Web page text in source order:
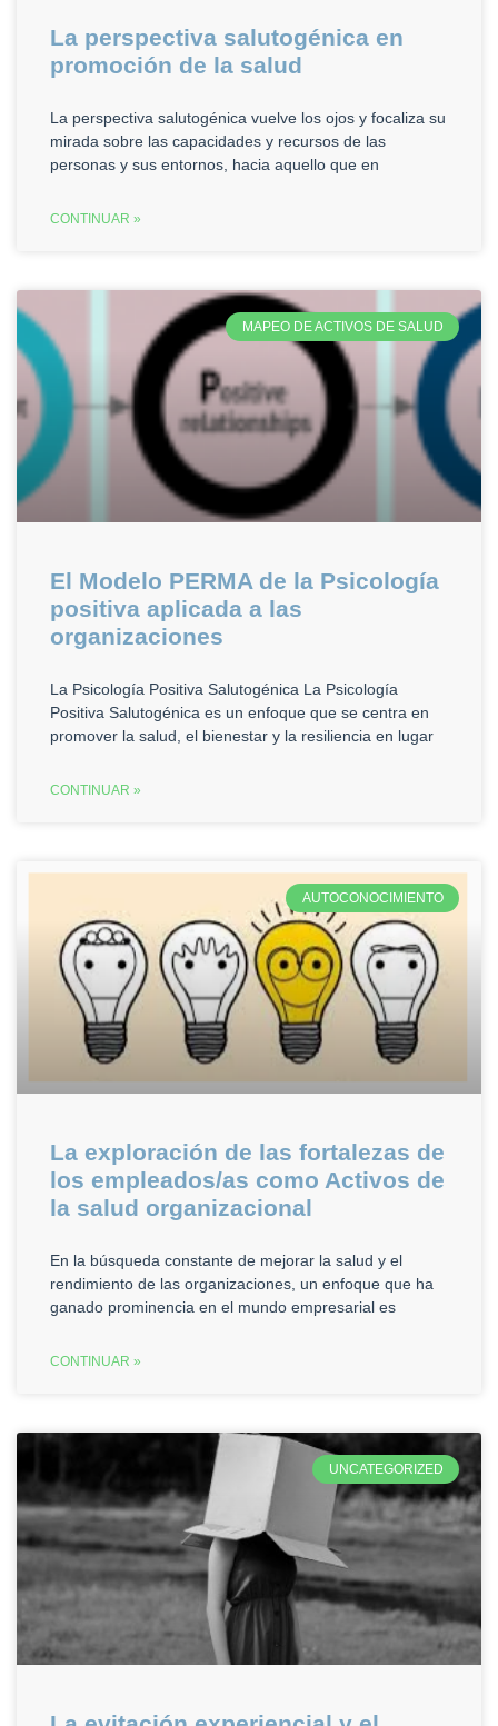
La perspectiva salutogénica en
promoción de la salud
La perspectiva salutogénica vuelve los ojos y focaliza su
mirada sobre las capacidades y recursos de las
personas y sus entornos, hacia aquello que en
CONTINUAR »
MAPEO DE ACTIVOS DE SALUD
El Modelo PERMA de la Psicología
positiva aplicada a las
organizaciones
La Psicología Positiva Salutogénica La Psicología
Positiva Salutogénica es un enfoque que se centra en
promover la salud, el bienestar y la resiliencia en lugar
CONTINUAR »
AUTOCONOCIMIENTO
La exploración de las fortalezas de
los empleados/as como Activos de
la salud organizacional
En la búsqueda constante de mejorar la salud y el
rendimiento de las organizaciones, un enfoque que ha
ganado prominencia en el mundo empresarial es
CONTINUAR »
UNCATEGORIZED